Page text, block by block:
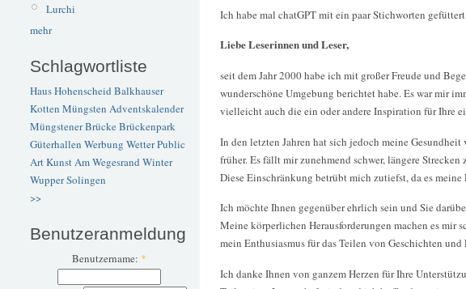
Lurchi
mehr
Schlagwortliste
Haus Hohenscheid Balkhauser
Kotten Müngsten Adventskalender
Müngstener BrückeBrückenpark
Güterhallen Werbung WetterPublic
ArtKunstAm Wegesrand Winter
WupperSolingen
>>
Benutzeranmeldung
Benutzername: *
Ich habe mal chatGPT mit ein paar Stichworten
Liebe Leserinnen und Leser,
seit dem Jahr 2000 habe ich mit großer Freude und
wunderschöne Umgebung berichtet habe. Es war mir
vielleicht auch die ein oder andere Inspiration für Ihre
In den letzten Jahren hat sich jedoch meine
früher. Es fällt mir zunehmend schwer, längere
Diese Einschränkung betrübt mich zutiefst, da es
Ich möchte Ihnen gegenüber ehrlich sein und Sie
Meine körperlichen Herausforderungen machen es
mein Enthusiasmus für das Teilen von Geschichten
Ich danke Ihnen von ganzem Herzen für Ihre